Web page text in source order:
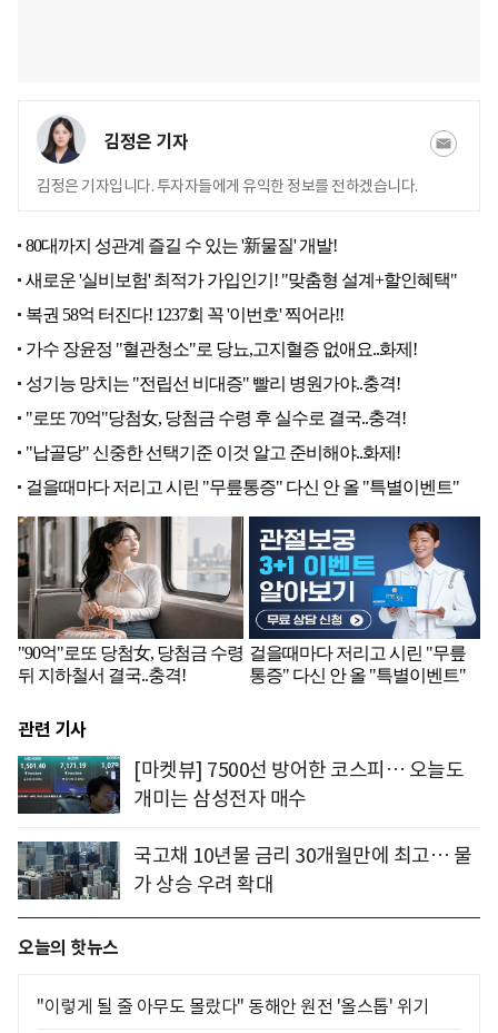
김정은 기자
김정은 기자입니다. 투자자들에게 유익한 정보를 전하겠습니다.
관련 기사
[마켓뷰] 7500선 방어한 코스피… 오늘도
개미는 삼성전자 매수
국고채 10년물 금리 30개월만에 최고… 물
가 상승 우려 확대
오늘의 핫뉴스
"이렇게 될 줄 아무도 몰랐다" 동해안 원전 '올스톱' 위기